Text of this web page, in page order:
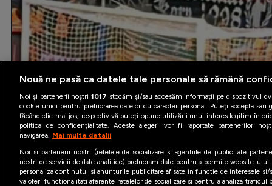
Nouă ne pasă ca datele tale personale să rămână
Noi și partenerii noștri1017 stocăm și/sau accesăm informații pe dispozitivul
cookie unici pentru prelucrarea datelor cu caracter personal. Puteți accepta sau
făcând clic mai jos, respectiv vă puteți opune utilizării unui interes legitim în
politica de confidențialitate. Aceste alegeri vor fi raportate partenerilor
navigarea. Mai multe detalii
Noi si partenerii nostri (retelele de socializare si agentiile de publicitate
nostri de servicii de date analitice) prelucram date pentru a permite website-
personaliza continutul si anunturile publicitare afisate in functie de interesele si/
va oferi functionalitati aferente retelelor de socializare si pentru a analiza traficul